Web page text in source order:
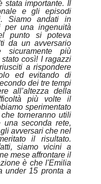
stata importante. Il
e gli episodi
Siamo andati in
per una ingenuità
punto si poteva
da un avversario
sicuramente più
così! I ragazzi
a rispondere
ed evitando di
dei tre tempi
all’altezza della
più volte il
sperimentato
torneranno utili
una seconda rete,
avversari che nel
il risultato.
siamo vicini a
mese affrontare il
è che l'Emilia
under 15 pronta a